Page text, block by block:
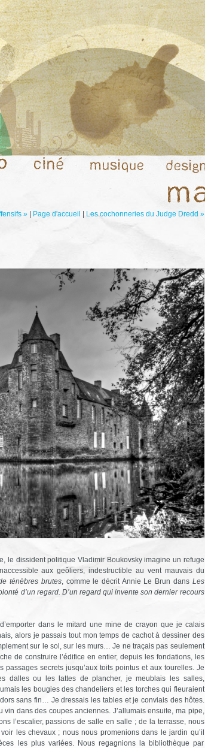
»| Page d'accueil Les cochonneries du Judge Dredd »
le dissident politique Vladimir Boukovsky imagine un refuge
aux geôliers, indestructible au vent mauvais du
ténèbres brutes, comme le décrit Annie Le Brun dans Les
d’un regard. D’un regard qui invente son dernier recours
dans le mitard une mine de crayon que je calais
alors je passais tout mon temps de cachot à dessiner des
sur le sol, sur les murs… Je ne traçais pas seulement
de construire l’édifice en entier, depuis les fondations, les
secrets jusqu’aux toits pointus et aux tourelles. Je
dalles ou les lattes de plancher, je meublais les salles,
les bougies des chandeliers et les torches qui fleuraient
sans fin… Je dressais les tables et je conviais des hôtes.
dans des coupes anciennes. J’allumais ensuite, ma pipe,
l’escalier, passions de salle en salle ; de la terrasse, nous
les chevaux ; nous nous promenions dans le jardin qu’il
les plus variées. Nous regagnions la bibliothèque par